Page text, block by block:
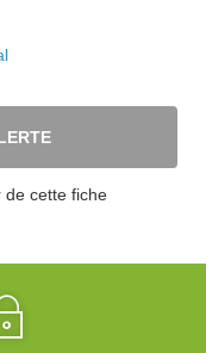
de cette fiche